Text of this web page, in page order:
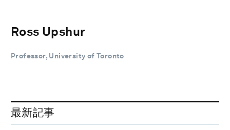
Ross Upshur
Professor, University of Toronto
最新記事